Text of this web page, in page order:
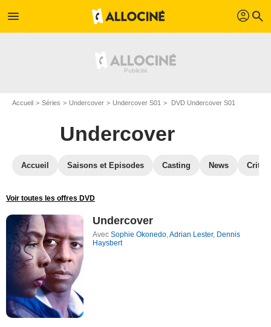
menu profil search
Accueil Séries Undercover Undercover S01 DVD Undercover S01
Undercover
Accueil Saisons et Episodes Casting News
Voir toutes les offres DVD
Undercover
AvecSophie Okonedo,Adrian Lester, Dennis
Haysbert